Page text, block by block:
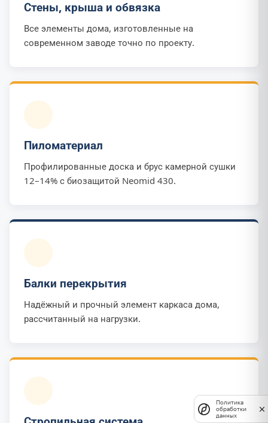
Стены, крыша и обвязка
Все элементы дома, изготовленные на
современном заводе точно по проекту.
Пиломатериал
Профилированные доска и брус камерной сушки
12–14% с биозащитой Neomid 430.
Балки перекрытия
Надёжный и прочный элемент каркаса дома,
рассчитанный на нагрузки.
Политика
обработки
данных